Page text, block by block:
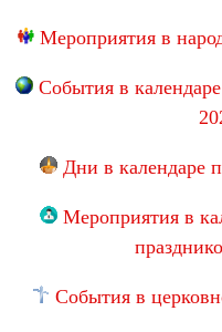
Мероприятия в
События в
Дни в календаре
Мероприятия в
События в